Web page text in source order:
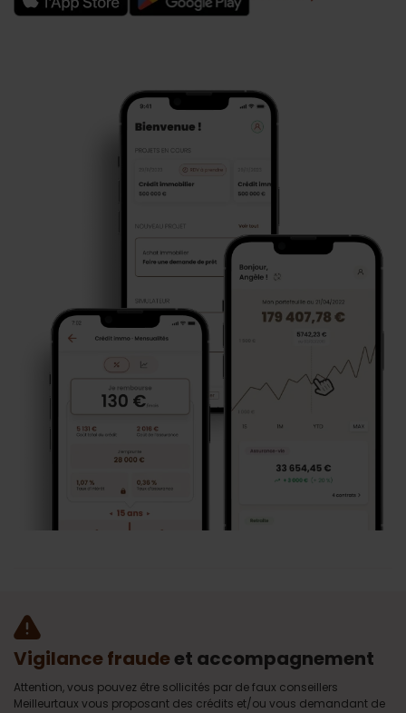
Vigilance fraudeet accompagnement
Attention, vous pouvez être sollicités par de faux conseillers
Meilleurtaux vous proposant des crédits et/ou vous demandant de